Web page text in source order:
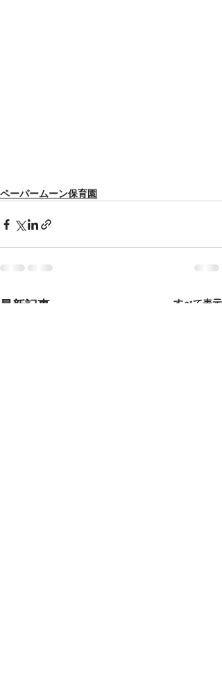
ペーパームーン保育園
最新記事 すべて表示